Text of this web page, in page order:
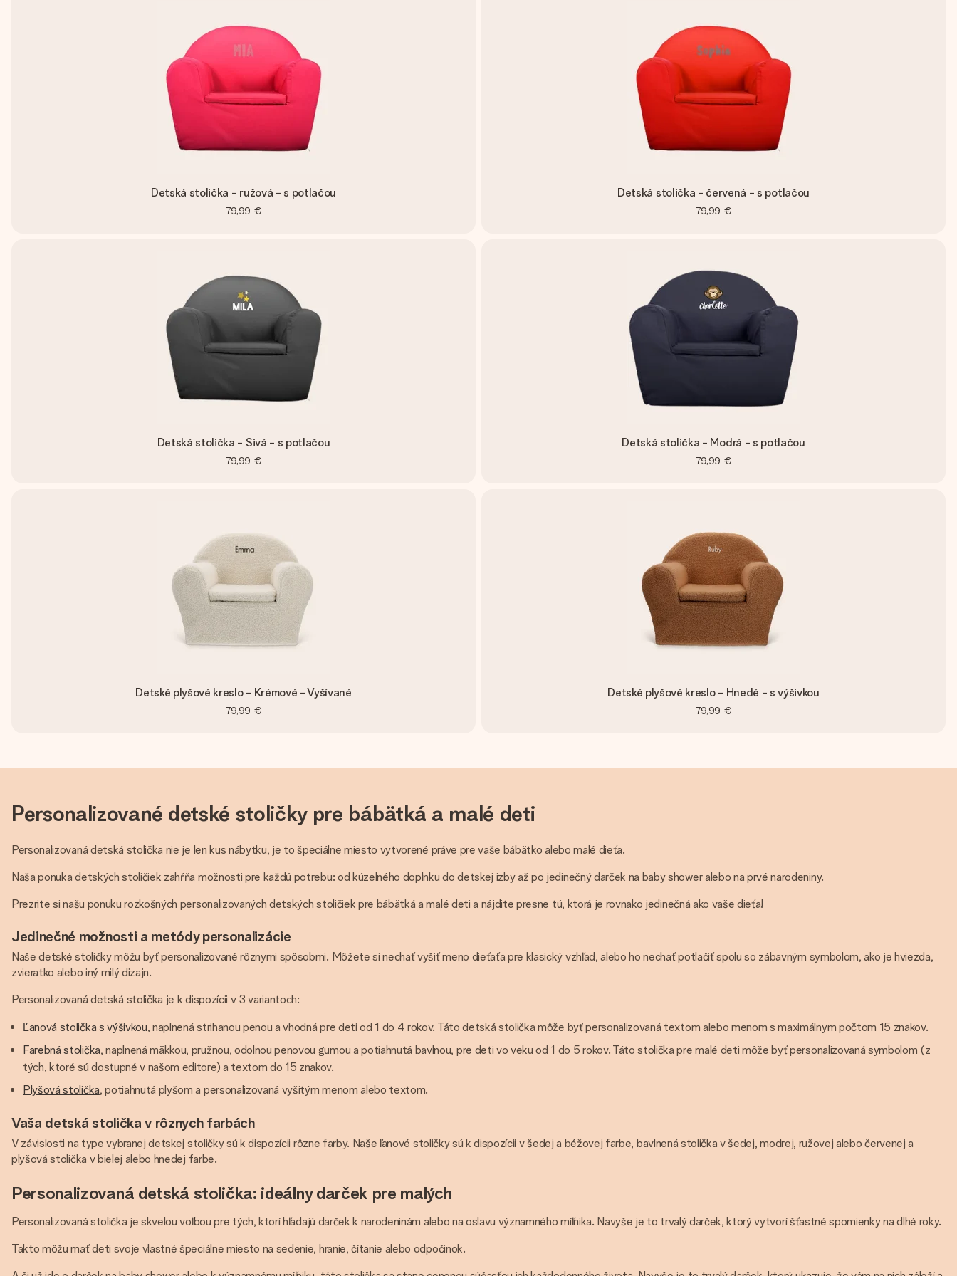
Detská stolička - ružová - s potlačou
79,99 €
Detská stolička - červená - s potlačou
79,99 €
Detská stolička - Sivá - s potlačou
79,99 €
Detská stolička - Modrá - s potlačou
79,99 €
Detské plyšové kreslo - Krémové - Vyšívané
79,99 €
Detské plyšové kreslo - Hnedé - s výšivkou
79,99 €
Personalizované detské stoličky pre bábätká a malé deti
Personalizovaná detská stolička nie je len kus nábytku, je to špeciálne miesto vytvorené práve pre vaše bábätko alebo malé dieťa.
Naša ponuka detských stoličiek zahŕňa možnosti pre každú potrebu: od kúzelného doplnku do detskej izby až po jedinečný darček na baby shower alebo na prvé narodeniny.
Prezrite si našu ponuku rozkošných personalizovaných detských stoličiek pre bábätká a malé deti a nájdite presne tú, ktorá je rovnako jedinečná ako vaše dieťa!
Jedinečné možnosti a metódy personalizácie
Naše detské stoličky môžu byť personalizované rôznymi spôsobmi. Môžete si nechať vyšiť meno dieťaťa pre klasický vzhľad, alebo ho nechať potlačiť spolu so zábavným symbolom, ako je hviezda,
zvieratko alebo iný milý dizajn.
Personalizovaná detská stolička je k dispozícii v 3 variantoch:
Ľanová stolička s výšivkou, naplnená strihanou penou a vhodná pre deti od 1 do 4 rokov. Táto detská stolička môže byť personalizovaná textom alebo menom s maximálnym počtom 15 znakov.
Farebná stolička, naplnená mäkkou, pružnou, odolnou penovou gumou a potiahnutá bavlnou, pre deti vo veku od 1 do 5 rokov. Táto stolička pre malé deti môže byť personalizovaná symbolom (z
tých, ktoré sú dostupné v našom editore) a textom do 15 znakov.
Plyšová stolička, potiahnutá plyšom a personalizovaná vyšitým menom alebo textom.
Vaša detská stolička v rôznych farbách
V závislosti na type vybranej detskej stoličky sú k dispozícii rôzne farby. Naše ľanové stoličky sú k dispozícii v šedej a béžovej farbe, bavlnená stolička v šedej, modrej, ružovej alebo červenej a
plyšová stolička v bielej alebo hnedej farbe.
Personalizovaná detská stolička: ideálny darček pre malých
Personalizovaná stolička je skvelou voľbou pre tých, ktorí hľadajú darček k narodeninám alebo na oslavu významného míľnika. Navyše je to trvalý darček, ktorý vytvorí šťastné spomienky na dlhé roky.
Takto môžu mať deti svoje vlastné špeciálne miesto na sedenie, hranie, čítanie alebo odpočinok.